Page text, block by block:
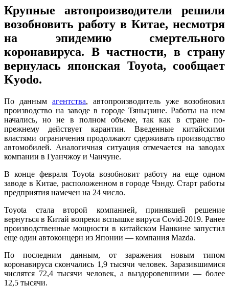
Крупные автопроизводители решили
возобновить работу в Китае, несмотря
на эпидемию смертельного
коронавируса. В частности, в страну
вернулась японская Toyota, сообщает
Kyodo.
По данным агентства, автопроизводитель уже возобновил
производство на заводе в городе Тяньцзине. Работы на нем
начались, но не в полном объеме, так как в стране по-
прежнему действует карантин. Введенные китайскими
властями ограничения продолжают сдерживать производство
автомобилей. Аналогичная ситуация отмечается на заводах
компании в Гуанчжоу и Чанчуне.
В конце февраля Toyota возобновит работу на еще одном
заводе в Китае, расположенном в городе Чэнду. Старт работы
предприятия намечен на 24 число.
Toyota стала второй компанией, принявшей решение
вернуться в Китай вопреки вспышке вируса Covid-2019. Ранее
производственные мощности в китайском Нанкине запустил
еще один автоконцерн из Японии — компания Mazda.
По последним данным, от заражения новым типом
коронавируса скончались 1,9 тысячи человек. Заразившимися
числятся 72,4 тысячи человек, а выздоровевшими — более
12,5 тысячи.